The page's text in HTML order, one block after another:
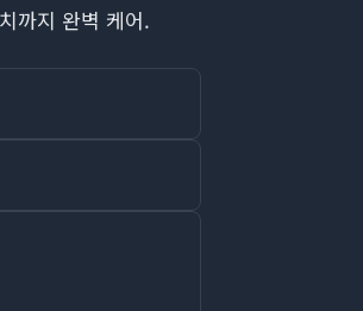
까지 완벽 케어.